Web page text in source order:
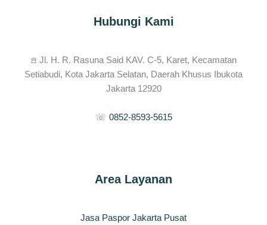
Hubungi Kami
𖠿 Jl. H. R. Rasuna Said KAV. C-5, Karet, Kecamatan
Setiabudi, Kota Jakarta Selatan, Daerah Khusus Ibukota
Jakarta 12920
☏ 0852-8593-5615
Area Layanan
Jasa Paspor Jakarta Pusat